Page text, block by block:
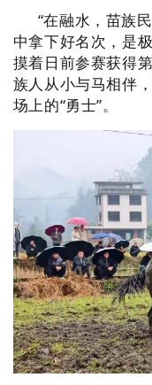
“在融水，苗族
中拿下好名次，是
摸着日前参赛获得
族人从小与马相伴
场上的“勇士”。